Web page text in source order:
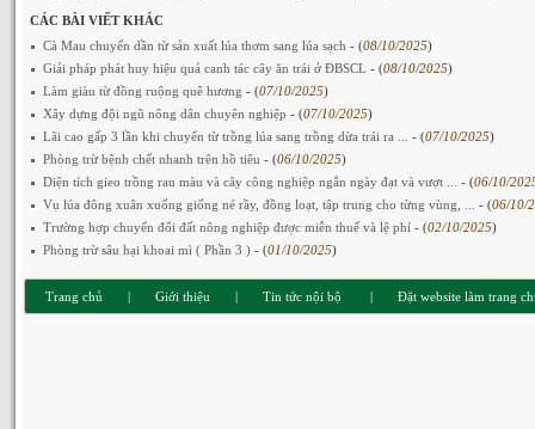
CÁC BÀI VIẾT KHÁC
Cà Mau chuyển dần từ sản xuất lúa thơm sang lúa sạch - (08/10/2025)
Giải pháp phát huy hiệu quả canh tác cây ăn trái ở ĐBSCL - (08/10/2025)
Làm giàu từ đồng ruộng quê hương - (07/10/2025)
Xây dựng đội ngũ nông dân chuyên nghiệp - (07/10/2025)
Lãi cao gấp 3 lần khi chuyển từ trồng lúa sang trồng dừa trái ra ... - (07/10/2025)
Phòng trừ bệnh chết nhanh trên hồ tiêu - (06/10/2025)
Diện tích gieo trồng rau màu và cây công nghiệp ngắn ngày đạt và vượt ... - (06/10/
Vụ lúa đông xuân xuống giống né rầy, đồng loạt, tập trung cho từng vùng, ... - (06/10/
Trường hợp chuyển đổi đất nông nghiệp được miễn thuế và lệ phí - (02/10/2025)
Phòng trừ sâu hại khoai mì ( Phần 3 ) - (01/10/2025)
Trang chủ | Giới thiệu | Tin tức nội bộ | Đặt website làm trang